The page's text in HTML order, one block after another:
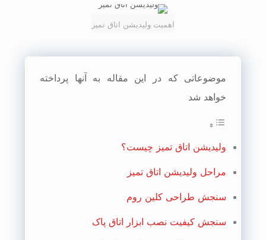
اهمیت ولیدیشن اتاق تمیز
موضوعاتی که در این مقاله به آنها پرداخته
خواهد شد:
ولیدیشن اتاق تمیز چیست؟
مراحل ولیدیشن اتاق تمیز
سنجش طراحی کلین روم
سنجش کیفیت نصب ابزار اتاق پاک